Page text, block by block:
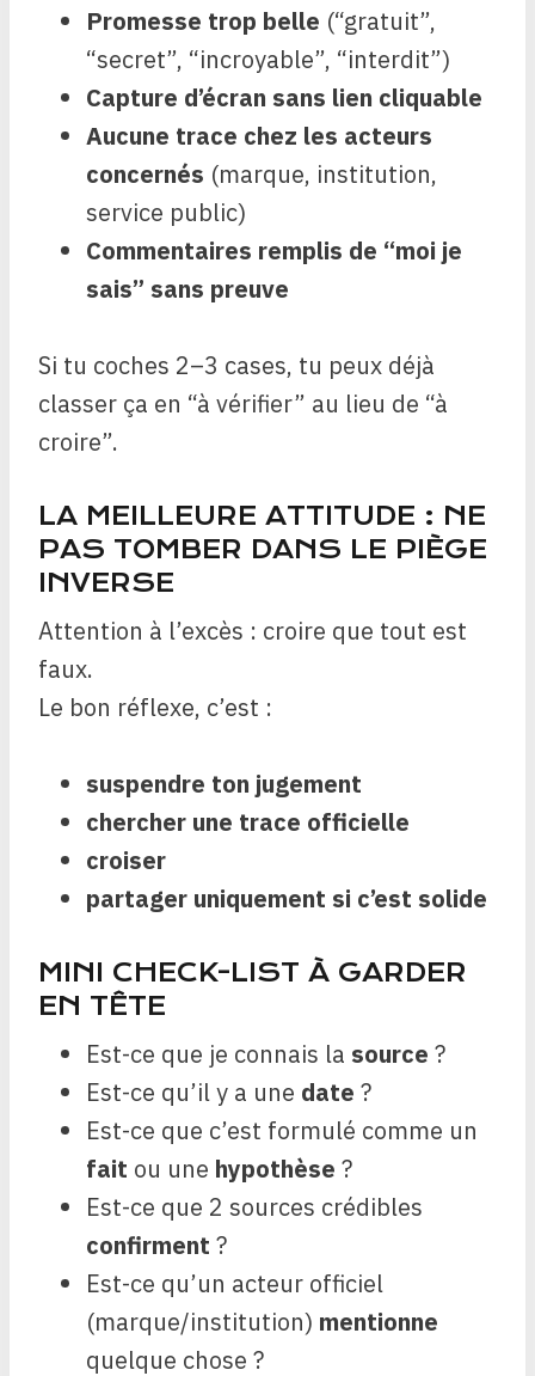
Promesse trop belle (“gratuit”,
“secret”, “incroyable”, “interdit”)
Capture d’écran sans lien cliquable
Aucune trace chez les acteurs
concernés (marque, institution,
service public)
Commentaires remplis de “moi je
sais” sans preuve
Si tu coches 2–3 cases, tu peux déjà
classer ça en “à vérifier” au lieu de “à
croire”.
LA MEILLEURE ATTITUDE : NE
PAS TOMBER DANS LE PIÈGE
INVERSE
Attention à l’excès : croire que tout est
faux.
Le bon réflexe, c’est :
suspendre ton jugement
chercher une trace officielle
croiser
partager uniquement si c’est solide
MINI CHECK-LIST À GARDER
EN TÊTE
Est-ce que je connais la source ?
Est-ce qu’il y a une date ?
Est-ce que c’est formulé comme un
fait ou une hypothèse ?
Est-ce que 2 sources crédibles
confirment ?
Est-ce qu’un acteur officiel
(marque/institution) mentionne
quelque chose ?